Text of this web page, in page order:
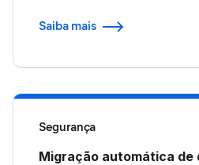
Saiba mais
Segurança
Migração automática de